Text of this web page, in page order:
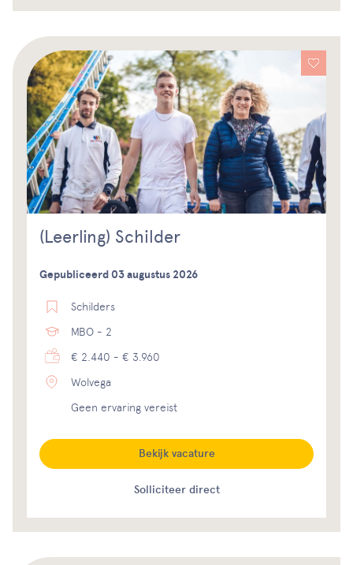
(Leerling) Schilder
Gepubliceerd 03 augustus 2026
Schilders
MBO - 2
€ 2.440 - € 3.960
Wolvega
Geen ervaring vereist
Solliciteer direct
Bekijk vacature